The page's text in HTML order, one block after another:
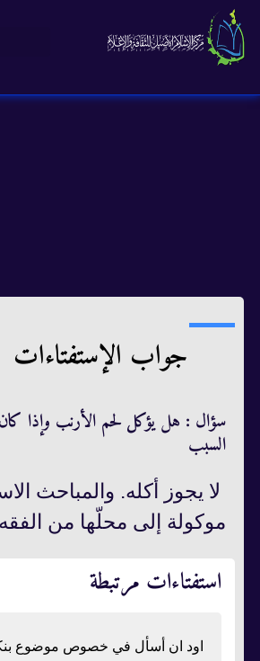
جواب الإستفتاءات
سؤال : هل يؤكل لحم الأرنب وإذا
السبب
لا يجوز أكله. والمباحث
موكولة إلى محلّها من
استفتاءات مرتبطة
اود ان أسأل في خصوص موضوع